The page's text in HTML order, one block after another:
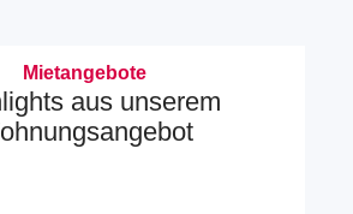
Mietangebote
aus unserem